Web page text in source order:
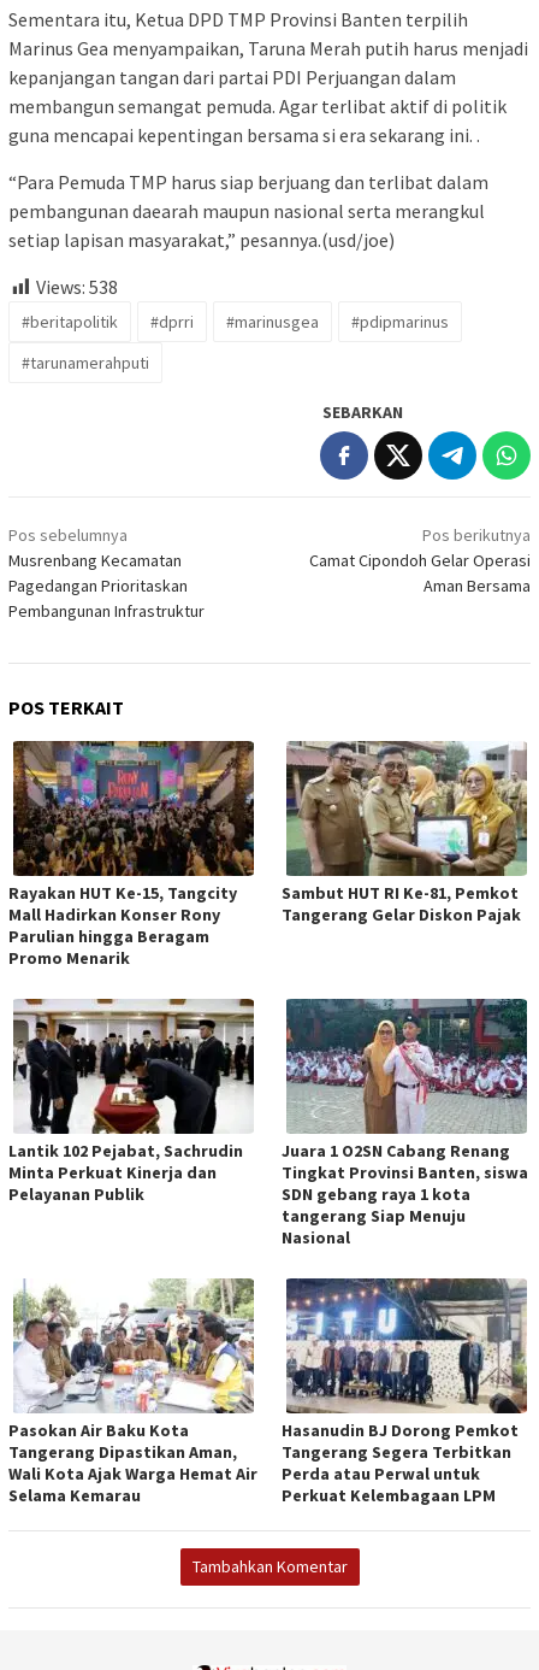
Sementara itu, Ketua DPD TMP Provinsi Banten terpilih
Marinus Gea menyampaikan, Taruna Merah putih harus menjadi
kepanjangan tangan dari partai PDI Perjuangan dalam
membangun semangat pemuda. Agar terlibat aktif di politik
guna mencapai kepentingan bersama si era sekarang ini. .
“Para Pemuda TMP harus siap berjuang dan terlibat dalam
pembangunan daearah maupun nasional serta merangkul
setiap lapisan masyarakat,” pesannya.(usd/joe)
Views: 538
#beritapolitik #dprri #marinusgea
#pdipmarinus
#tarunamerahputi
SEBARKAN
Navigasi
pos
Pos sebelumnya
Musrenbang Kecamatan
Pagedangan Prioritaskan
Pembangunan Infrastruktur
Pos berikutnya
Camat Cipondoh Gelar Operasi
Aman Bersama
POS TERKAIT
Rayakan HUT Ke-15, Tangcity
Mall Hadirkan Konser Rony
Parulian hingga Beragam
Promo Menarik
Sambut HUT RI Ke-81, Pemkot
Tangerang Gelar Diskon Pajak
Lantik 102 Pejabat, Sachrudin
Minta Perkuat Kinerja dan
Pelayanan Publik
Juara 1 O2SN Cabang Renang
Tingkat Provinsi Banten, siswa
SDN gebang raya 1 kota
tangerang Siap Menuju
Nasional
Pasokan Air Baku Kota
Tangerang Dipastikan Aman,
Wali Kota Ajak Warga Hemat Air
Selama Kemarau
Hasanudin BJ Dorong Pemkot
Tangerang Segera Terbitkan
Perda atau Perwal untuk
Perkuat Kelembagaan LPM
Tambahkan Komentar